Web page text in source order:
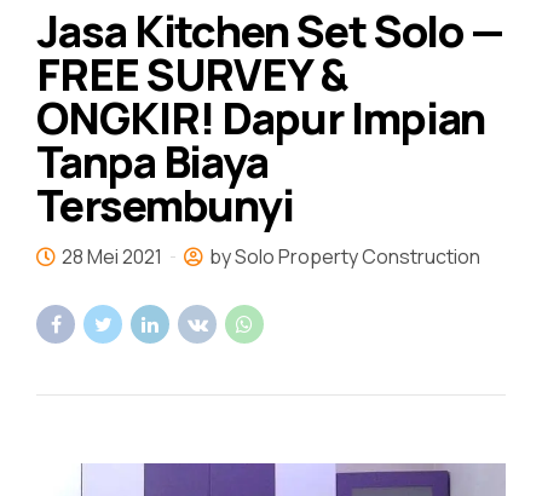
Jasa Kitchen Set Solo —
FREE SURVEY &
ONGKIR! Dapur Impian
Tanpa Biaya
Tersembunyi
28 Mei 2021 by Solo Property Construction